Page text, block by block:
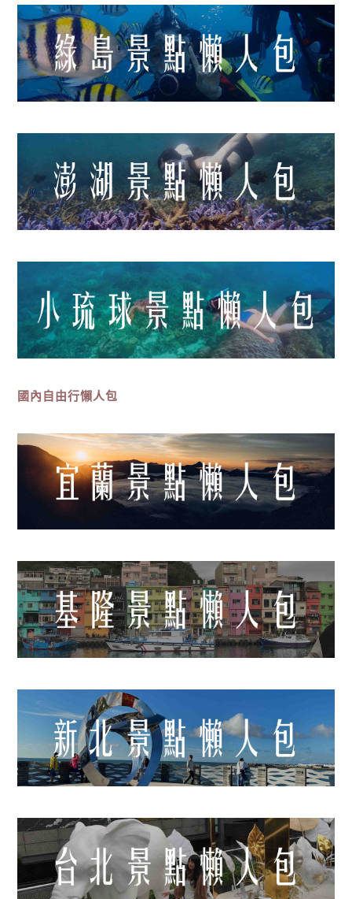
國內自由行懶人包